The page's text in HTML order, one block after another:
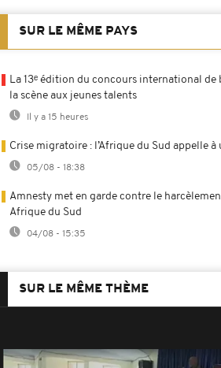
SUR LE MÊME PAYS
La 13ᵉ édition du concours international
la scène aux jeunes talents
Il y a 15 heures
Crise migratoire : l’Afrique du Sud appelle
05/08 - 18:38
Amnesty met en garde contre le
Afrique du Sud
04/08 - 15:35
SUR LE MÊME THÈME